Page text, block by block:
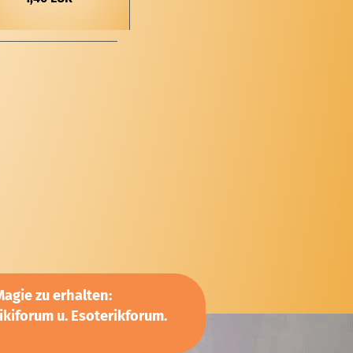
zu erhalten:
u. Esoterikforum.